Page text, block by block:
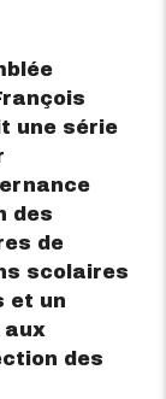
une série
des
de
scolaires
et un
aux
des